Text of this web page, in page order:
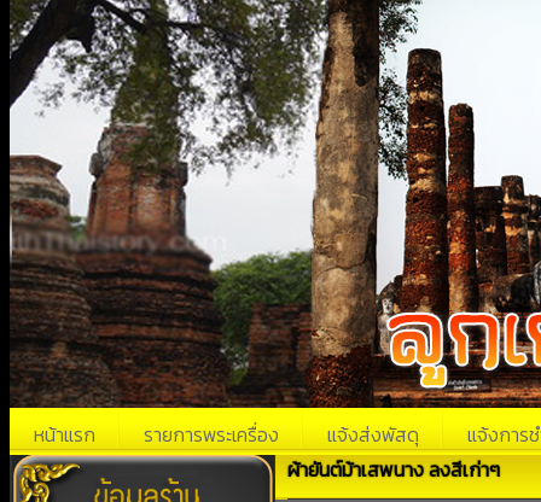
หน้าแรก รายการพระเครื่อง แจ้งส่งพัสดุ แจ้งการช
ผ้ายันต์ม้าเสพนาง ลงสีเก่าๆ